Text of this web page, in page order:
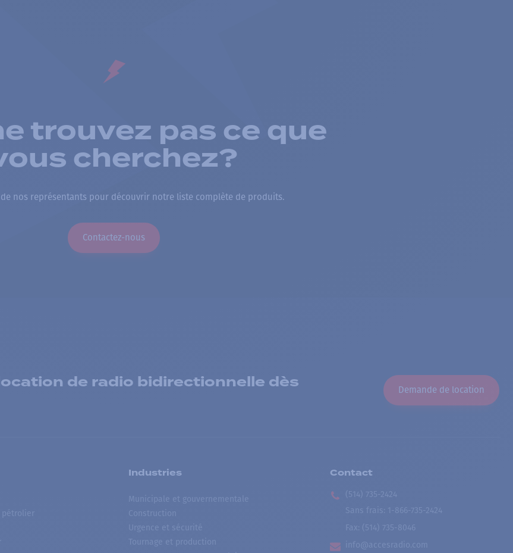
trouvez pas ce que
cherchez?
de nos représentants pour découvrir notre liste complète de produits.
Contactez-nous
de radio bidirectionnelle dès
Demande de location
Industries
Municipale et gouvernementale
Construction
Urgence et sécurité
Tournage et production
Contact
(514) 735-2424
Sans frais
1-866-735-2424
Fax: (514) 735-8046
info@accesradio.com